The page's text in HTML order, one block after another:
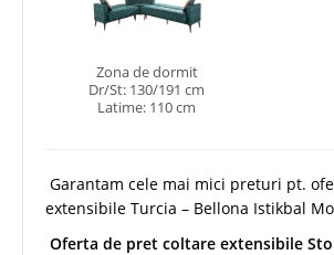
Zona de dormit
Dr/St: 130/191 cm
Latime: 110 cm
Garantam cele mai mici preturi pt.
extensibile Turcia – Bellona Istikbal
Oferta de pret coltare extensibile